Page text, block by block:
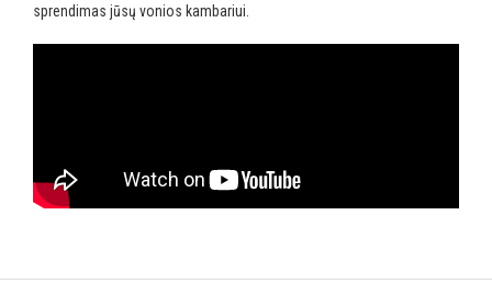
sprendimas jūsų vonios kambariui.